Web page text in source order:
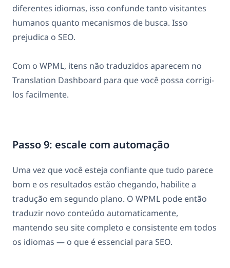
diferentes idiomas, isso confunde tanto visitantes
humanos quanto mecanismos de busca. Isso
prejudica o SEO.
Com o WPML, itens não traduzidos aparecem no
Translation Dashboard para que você possa corrigi-
los facilmente.
Passo 9: escale com automação
Uma vez que você esteja confiante que tudo parece
bom e os resultados estão chegando, habilite a
tradução em segundo plano. O WPML pode então
traduzir novo conteúdo automaticamente,
mantendo seu site completo e consistente em todos
os idiomas — o que é essencial para SEO.